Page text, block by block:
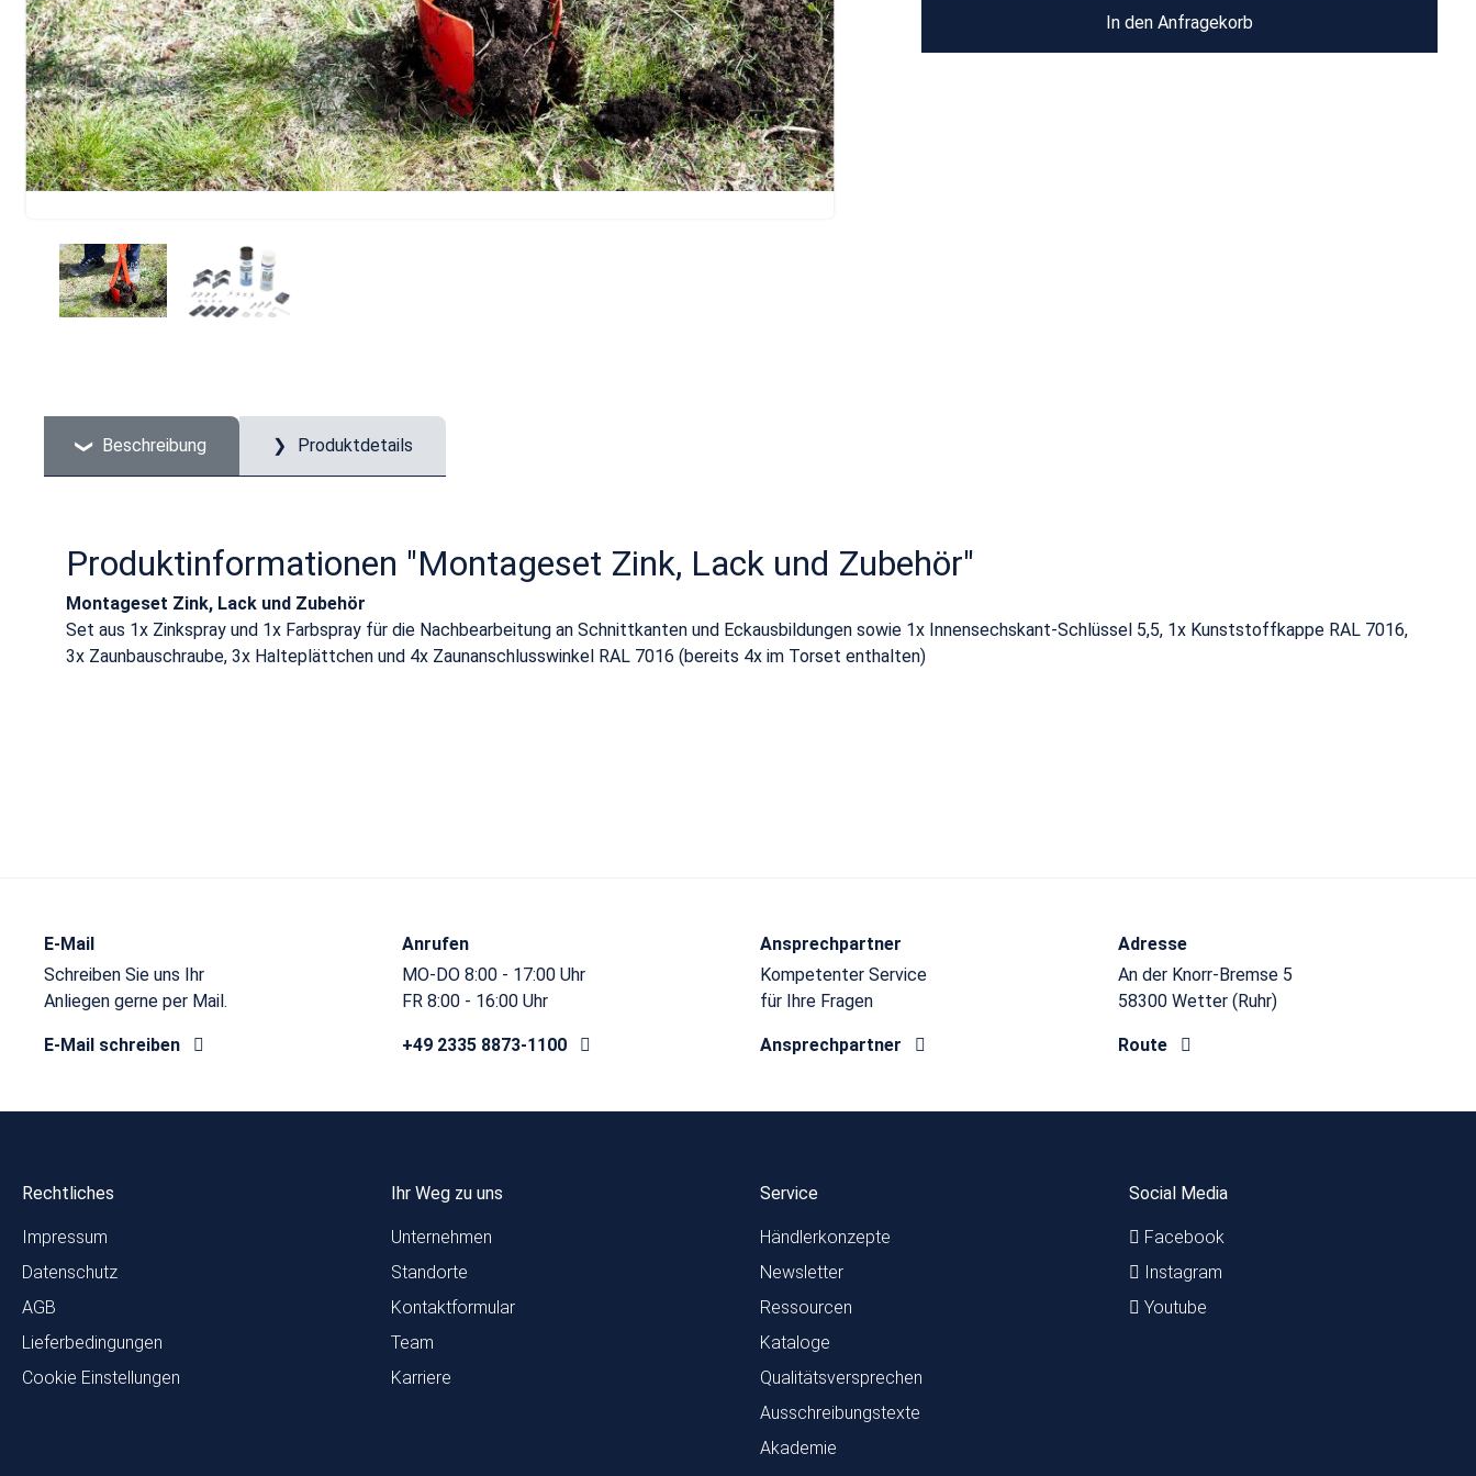
In den Anfragekorb
Beschreibung Produktdetails
Produktinformationen "Montageset Zink, Lack und Zubehör"
Montageset Zink, Lack und Zubehör
Set aus 1x Zinkspray und 1x Farbspray für die Nachbearbeitung an Schnittkanten und Eckausbildungen sowie 1x Innensechskant-Schlüssel 5,5, 1x Kunststoffkappe RAL 7016,
3x Zaunbauschraube, 3x Halteplättchen und 4x Zaunanschlusswinkel RAL 7016 (bereits 4x im Torset enthalten)
E-Mail
Schreiben Sie uns Ihr
Anliegen gerne per Mail.
E-Mail schreiben
Anrufen
MO-DO 8:00 - 17:00 Uhr
FR 8:00 - 16:00 Uhr
+49 2335 8873-1100
Ansprechpartner
Kompetenter Service
für Ihre Fragen
Ansprechpartner
Adresse
An der Knorr-Bremse 5
58300 Wetter (Ruhr)
Route
Rechtliches
Impressum
Datenschutz
AGB
Lieferbedingungen
Cookie Einstellungen
Ihr Weg zu uns
Unternehmen
Standorte
Kontaktformular
Team
Karriere
Service
Händlerkonzepte
Newsletter
Ressourcen
Kataloge
Qualitätsversprechen
Ausschreibungstexte
Akademie
Social Media
Facebook
Instagram
Youtube